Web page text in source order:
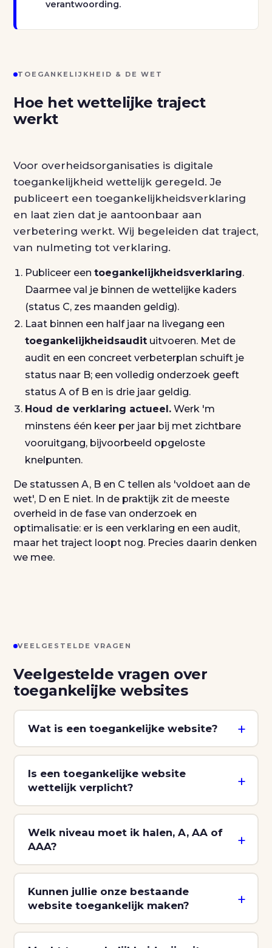
verantwoording.
TOEGANKELIJKHEID & DE WET
Hoe het wettelijke traject
werkt
Voor overheidsorganisaties is digitale
toegankelijkheid wettelijk geregeld. Je
publiceert een toegankelijkheidsverklaring
en laat zien dat je aantoonbaar aan
verbetering werkt. Wij begeleiden dat traject,
van nulmeting tot verklaring.
Publiceer eentoegankelijkheidsverklaring.
Daarmee val je binnen de wettelijke kaders
(status C, zes maanden geldig).
Laat binnen een half jaar na livegang een
toegankelijkheidsaudit uitvoeren. Met de
audit en een concreet verbeterplan schuift je
status naar B; een volledig onderzoek geeft
status A of B en is drie jaar geldig.
Houd de verklaring actueel. Werk 'm
minstens één keer per jaar bij met zichtbare
vooruitgang, bijvoorbeeld opgeloste
knelpunten.
De statussen A, B en C tellen als 'voldoet aan de
wet', D en E niet. In de praktijk zit de meeste
overheid in de fase van onderzoek en
optimalisatie: er is een verklaring en een audit,
maar het traject loopt nog. Precies daarin denken
we mee.
VEELGESTELDE VRAGEN
Veelgestelde vragen over
toegankelijke websites
Wat is een toegankelijke website?
Is een toegankelijke website
wettelijk verplicht?
Welk niveau moet ik halen, A, AA of
AAA?
Kunnen jullie onze bestaande
website toegankelijk maken?